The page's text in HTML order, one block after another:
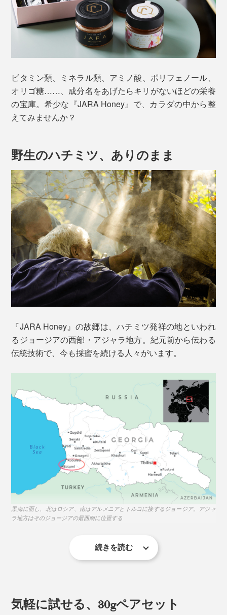
ビタミン類、ミネラル類、アミノ酸、ポリフェノール、
オリゴ糖……、成分名をあげたらキリがないほどの栄養
の宝庫。希少な『JARA Honey』で、カラダの中から整
えてみませんか？
野生のハチミツ、ありのまま
『JARA Honey』の故郷は、ハチミツ発祥の地といわれ
るジョージアの西部・アジャラ地方。紀元前から伝わる
伝統技術で、今も採蜜を続ける人々がいます。
黒海に面し、北はロシア、南はアルメニアとトルコに接するジョージア。アジャ
ラ地方はそのジョージアの最西南に位置する
作るようになったのが起源といわれています。
続きを読む
気軽に試せる、30gペアセット